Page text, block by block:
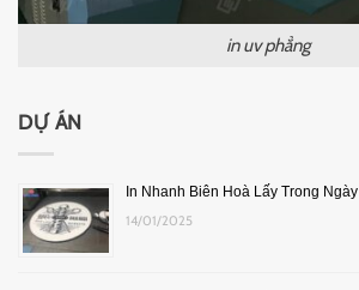
in uv phẳng
DỰ ÁN
In Nhanh Biên Hoà Lấy Trong Ngày
14/01/2025